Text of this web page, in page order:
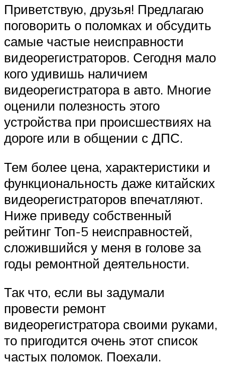
Приветствую, друзья! Предлагаю
поговорить о поломках и обсудить
самые частые неисправности
видеорегистраторов. Сегодня мало
кого удивишь наличием
видеорегистратора в авто. Многие
оценили полезность этого
устройства при происшествиях на
дороге или в общении с ДПС.
Тем более цена, характеристики и
функциональность даже китайских
видеорегистраторов впечатляют.
Ниже приведу собственный
рейтинг Топ-5 неисправностей,
сложившийся у меня в голове за
годы ремонтной деятельности.
Так что, если вы задумали
провести ремонт
видеорегистратора своими руками,
то пригодится очень этот список
частых поломок. Поехали.